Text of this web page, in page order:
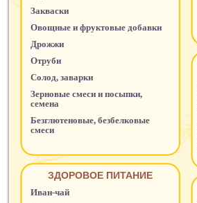
Закваски
Овощные и фруктовые добавки
Дрожжи
Отруби
Солод, заварки
Зерновые смеси и посыпки,
семена
Безглютеновые, безбелковые
смеси
ЗДОРОВОЕ ПИТАНИЕ
Иван-чай